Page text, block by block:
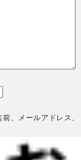
、メールアドレス、